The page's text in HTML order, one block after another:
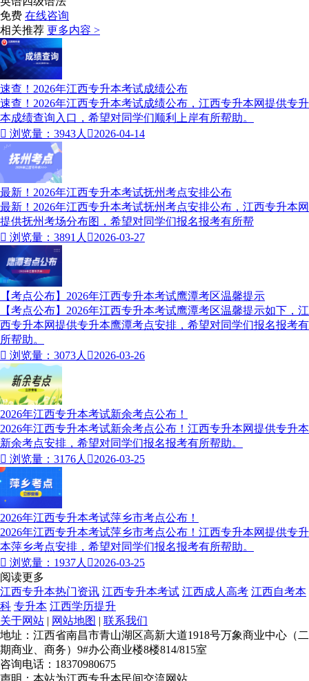
免费 在线咨询
相关推荐 更多内容 >
速查！2026年江西专升本考试成绩公布
速查！2026年江西专升本考试成绩公布，江西专升本网提供专升
本成绩查询入口，希望对同学们顺利上岸有所帮助。
 浏览量：3943人 2026-04-14
最新！2026年江西专升本考试抚州考点安排公布
最新！2026年江西专升本考试抚州考点安排公布，江西专升本网
提供抚州考场分布图，希望对同学们报名报考有所帮
 浏览量：3891人 2026-03-27
【考点公布】2026年江西专升本考试鹰潭考区温馨提示
【考点公布】2026年江西专升本考试鹰潭考区温馨提示如下，江
西专升本网提供专升本鹰潭考点安排，希望对同学们报名报考有
所帮助。
 浏览量：3073人 2026-03-26
2026年江西专升本考试新余考点公布！
2026年江西专升本考试新余考点公布！江西专升本网提供专升本
新余考点安排，希望对同学们报名报考有所帮助。
 浏览量：3176人 2026-03-25
2026年江西专升本考试萍乡市考点公布！
2026年江西专升本考试萍乡市考点公布！江西专升本网提供专升
本萍乡考点安排，希望对同学们报名报考有所帮助。
 浏览量：1937人 2026-03-25
阅读更多
江西专升本热门资讯 江西专升本考试 江西成人高考 江西自考本
科 专升本 江西学历提升
关于网站 | 网站地图 | 联系我们
地址：江西省南昌市青山湖区高新大道1918号万象商业中心（二
期商业、商务）9#办公商业楼8楼814/815室
咨询电话：18370980675